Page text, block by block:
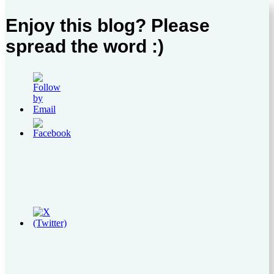
Enjoy this blog? Please
spread the word :)